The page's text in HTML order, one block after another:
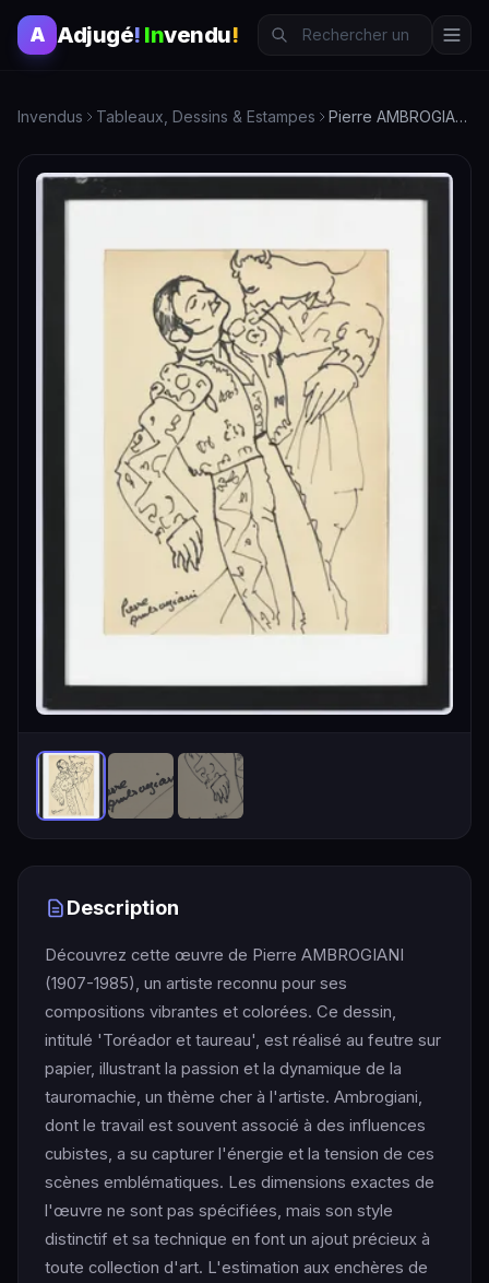
A Adjugé! Invendu!
Invendus Tableaux, Dessins & Estampes Pierre AMBROGIANI Toréador et taureau - Feutre sur papier
Description
Découvrez cette œuvre de Pierre AMBROGIANI
(1907-1985), un artiste reconnu pour ses
compositions vibrantes et colorées. Ce dessin,
intitulé 'Toréador et taureau', est réalisé au feutre sur
papier, illustrant la passion et la dynamique de la
tauromachie, un thème cher à l'artiste. Ambrogiani,
dont le travail est souvent associé à des influences
cubistes, a su capturer l'énergie et la tension de ces
scènes emblématiques. Les dimensions exactes de
l'œuvre ne sont pas spécifiées, mais son style
distinctif et sa technique en font un ajout précieux à
toute collection d'art. L'estimation aux enchères de